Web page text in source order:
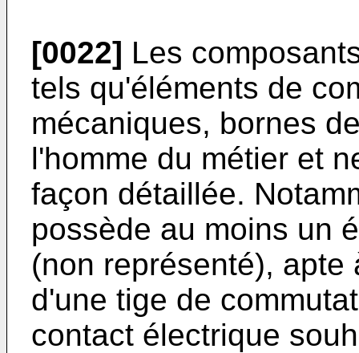
[0022] Les
tels qu'éléments de
mécaniques, bornes
l'homme du métier et
façon détaillée.
possède au moins un
(non représenté),
d'une tige de
contact électrique